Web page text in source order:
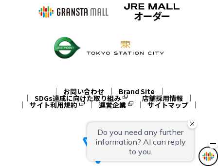
お問い合わせ Brand Site
SDGs達成に向けた取り組み 店舗採用情報
サイト利用規約 運営企業 サイトマップ